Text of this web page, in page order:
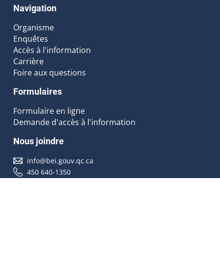
Navigation
Organisme
Enquêtes
Accès à l'information
Carrière
Foire aux questions
Formulaires
Formulaire en ligne
Demande d'accès à l'information
Nous joindre
info@bei.gouv.qc.ca
450 640-1350